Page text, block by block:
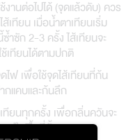
งานต่อไปได้ (จุดแล้วดับ) ควร
เทียน เมื่อน้ำตาเทียนเริ่ม
ำซัก 2-3 ครั้ง ไส้เทียนจะ
เทียนได้ตามปกติ
ไฟ เพื่อใช้จุดไส้เทียนที่ก้น
กแคบและก้นลึก
ทียนทุกครั้ง เพื่อกลิ่นควันจะ
อยู่ในพื้นที่นั้นๆ